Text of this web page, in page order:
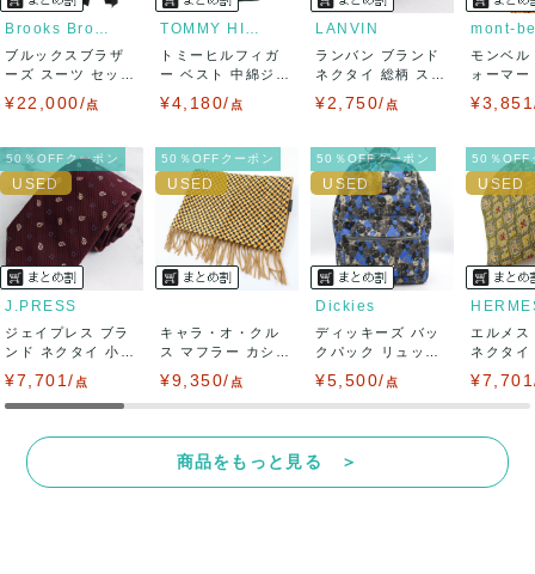
りますので、トラブルを避けるため、神経質な方や完璧な商
品を求められる方は御購入をお控えください。
また商品には細心の注意をはらっておりますが、何かござい
ましたら、レビュー記載前に必ずコメント欄よりご連絡お願
い致します。対応できることがあれば、誠意をもって対応致
します。
また並行輸入品もございますので、真贋方法などお答えでき
ない場合もございます。
万が一、購入後に偽造品等が発覚しましたら、返品・返金に
決済方法
Brooks Brothers
ブルックスブラザ
ーズ スーツ セット
¥22,000/点
TOMMY HILFIGER
トミーヒルフィガ
ー ベスト 中綿ジャ
¥4,180/ 点
LANVIN
ランバン ブランド
ネクタイ 総柄 スク
¥2,750/ 点
mont-
モンベル
ォーマ
50％OFFクーポン
J.PRESS
ジェイプレス ブラ
ンド ネクタイ 小紋
¥7,701/ 点
50％OFFクーポン
キャラ・オ・クル
ス マフラー カシミ
¥9,350/ 点
50％OFFクーポン
Dickies
ディッキーズ バッ
クパック リュック
¥5,500/ 点
50％OFF
エルメス
ネクタイ
商品をもっと見る ＞